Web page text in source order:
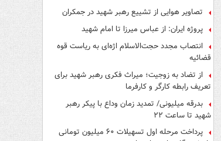
تصاویر هوایی از تشییع رهبر شهید در جمکران
پروژه ایران: از عباس میرزا تا امام شهید
انتصاب مجدد حجت‌الاسلام اژه‌ای به ریاست قوه‌
قضائیه
از تضاد به زوجیت؛ میراث فکری رهبر شهید برای
تعریف رابطه کارگر و کارفرما
بدرقه میلیونی/ تمدید زمان وداع با پیکر رهبر
شهید تا ساعت ۲۲
پرداخت مرحله اول تسهیلات ۶۰ میلیون تومانی